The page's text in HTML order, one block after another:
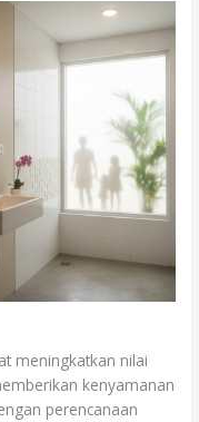
meningkatkan nilai
kenyamanan
perencanaan